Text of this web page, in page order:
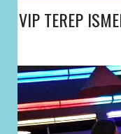
VIP TEREP